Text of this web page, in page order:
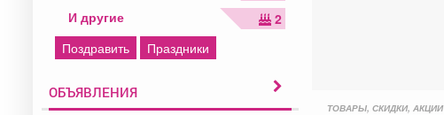
И другие
2
Поздравить
Праздники
ОБЪЯВЛЕНИЯ
ТОВАРЫ, СКИДКИ, АКЦИИ